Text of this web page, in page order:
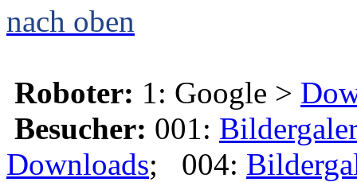
nach oben
Roboter: 1: Google >
Besucher: 001:
Downloads; 004: